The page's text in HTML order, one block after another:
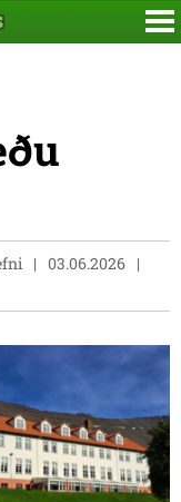
03.06.2026